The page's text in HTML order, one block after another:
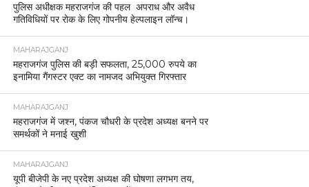
पुलिस अधीक्षक महराजगंज की पहल अपराध और अवैध
गतिविधियों पर रोक के लिए गोपनीय हेल्पलाइन लॉन्च।
MAHARAJGANJ
महराजगंज पुलिस की बड़ी सफलता, 25,000 रुपये का
इनामिया गैंगस्टर एक्ट का नामजद अभियुक्त गिरफ्तार
MAHARAJGANJ
महराजगंज में जश्न, पंकज चौधरी के प्रदेश अध्यक्ष बनने पर
समर्थकों ने मनाई खुशी
MAHARAJGANJ
यूपी बीजेपी के नए प्रदेश अध्यक्ष की घोषणा लगभग तय,